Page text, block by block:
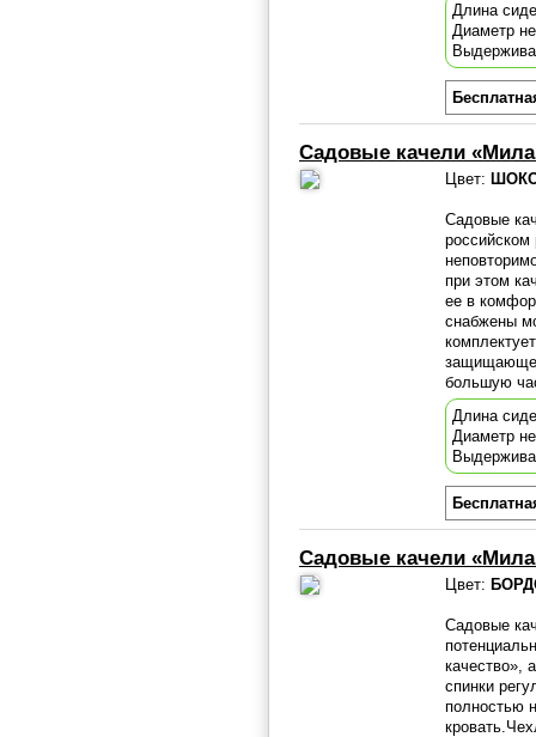
Длина
Диаметр
Садовые качели
Цвет:
Садовые
российском
при этом
ее в
снабжены
большую
Длина
Диаметр
Садовые качели
Цвет:
Садовые
качество»,
спинки
полностью